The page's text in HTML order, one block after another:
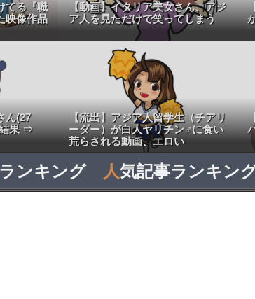
てる『職
映像作品
【動画】イタリア美女さん、アジ
ア人を見ただけで笑ってしまう
ん(27
果 ⇒
【流出】アジア人留学生（チアリ
ーダー）が白人ヤリチン♂に食い
荒らされる動画、エロい
ンキング 人気記事ランキン